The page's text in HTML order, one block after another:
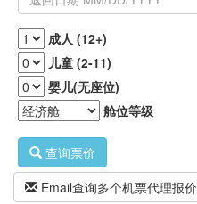
成人 (12+)
儿童 (2-11)
婴儿(无座位)
舱位等级
查询票价
Email查询多个机票代理报价